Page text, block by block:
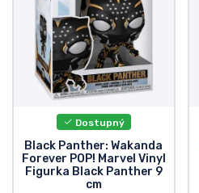
Dostupný
Black Panther: Wakanda
Forever POP! Marvel Vinyl
Figurka Black Panther 9
cm